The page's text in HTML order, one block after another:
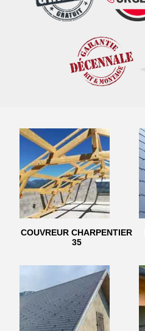
COUVREUR CHARPENTIER
35